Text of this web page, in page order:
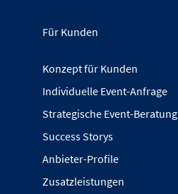
Für Kunden
Konzept für Kunden
Individuelle Event-Anfrage
Strategische Event-Beratung
Success Storys
Anbieter-Profile
Zusatzleistungen